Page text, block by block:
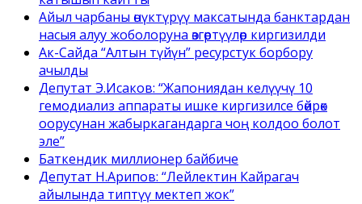
Айыл чарбаны өнүктүрүү максатында банктардан
насыя алуу жоболоруна өзгөртүүлөр киргизилди
Ак-Сайда “Алтын түйүн” ресурстук борбору
ачылды
Депутат Э.Исаков: “Жапониядан келүүчү 10
гемодиализ аппараты ишке киргизилсе бөйрөк
оорусунан жабыркагандарга чоң колдоо болот
эле”
Баткендик миллионер байбиче
Депутат Н.Арипов: “Лейлектин Кайрагач
айылында типтүү мектеп жок”